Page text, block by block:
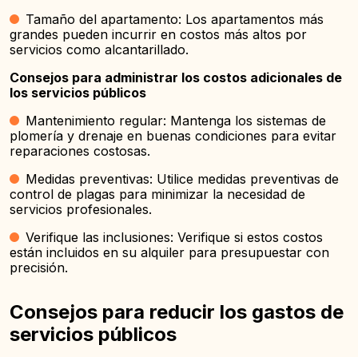
Tamaño del apartamento: Los apartamentos más
grandes pueden incurrir en costos más altos por
servicios como alcantarillado.
Consejos para administrar los costos adicionales de
los servicios públicos
Mantenimiento regular: Mantenga los sistemas de
plomería y drenaje en buenas condiciones para evitar
reparaciones costosas.
Medidas preventivas: Utilice medidas preventivas de
control de plagas para minimizar la necesidad de
servicios profesionales.
Verifique las inclusiones: Verifique si estos costos
están incluidos en su alquiler para presupuestar con
precisión.
Consejos para reducir los gastos de
servicios públicos